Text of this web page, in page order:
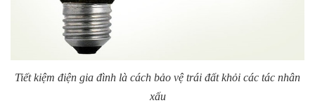
Tiết kiệm điện gia đình là cách bảo vệ trái đất khỏi các tác nhân
xấu